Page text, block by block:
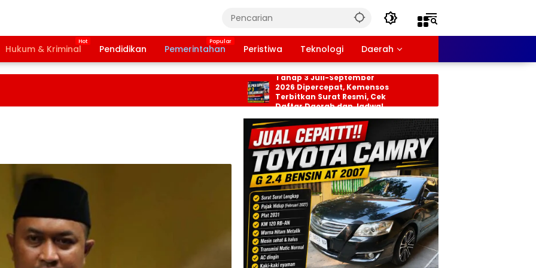
Hukum & Kriminal Pendidikan Pemerintahan Peristiwa Teknologi Daerah
Bansos PKH dan BPNT
Tahap 3 Juli-September
2026 Dipercepat, Kemensos
Terbitkan Surat Resmi, Cek
Daftar Daerah dan Jadwal